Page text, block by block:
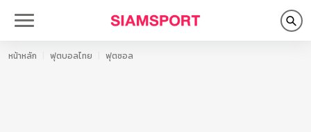
หน้าหลัก ฟุตบอลไทย ฟุตซอล